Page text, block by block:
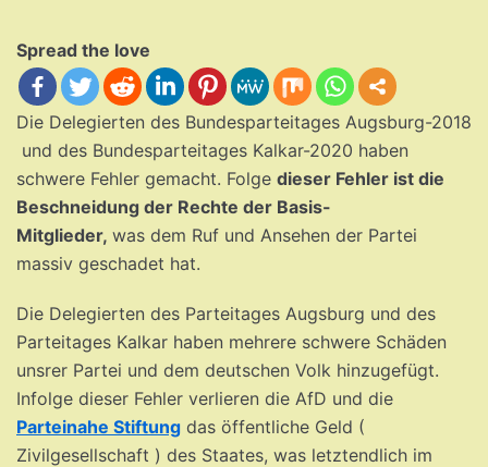
Spread the love
Die Delegierten des Bundesparteitages Augsburg-2018
und des Bundesparteitages Kalkar-2020 haben
schwere Fehler gemacht. Folge dieser Fehler ist die
Beschneidung der Rechte der Basis-
Mitglieder, was dem Ruf und Ansehen der Partei
massiv geschadet hat.
Die Delegierten des Parteitages Augsburg und des
Parteitages Kalkar haben mehrere schwere Schäden
unsrer Partei und dem deutschen Volk hinzugefügt.
Infolge dieser Fehler verlieren die AfD und die
Parteinahe Stiftung das öffentliche Geld (
Zivilgesellschaft ) des Staates, was letztendlich im